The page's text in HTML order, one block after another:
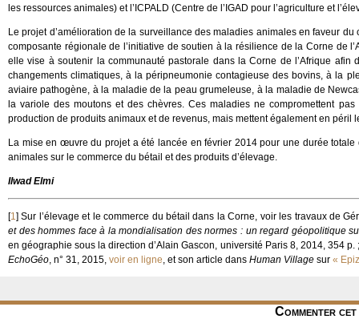
les ressources animales) et l’ICPALD (Centre de l’IGAD pour l’agriculture et
Le projet d’amélioration de la surveillance des maladies animales en faveur
composante régionale de l’initiative de soutien à la résilience de la Corne de
elle vise à soutenir la communauté pastorale dans la Corne de l’Afrique
changements climatiques, à la péripneumonie contagieuse des bovins, à la
aviaire pathogène, à la maladie de la peau grumeleuse, à la maladie de
la variole des moutons et des chèvres. Ces maladies ne compromettent
production de produits animaux et de revenus, mais mettent également en péril
La mise en œuvre du projet a été lancée en février 2014 pour une durée
animales sur le commerce du bétail et des produits d’élevage.
Ilwad Elmi
[1]Sur l’élevage et le commerce du bétail dans la Corne, voir les travaux de
et des hommes face à la mondialisation des normes : un regard géopolitique
en géographie sous la direction d’Alain Gascon, université Paris 8, 2014, 354
EchoGéo, n° 31, 2015, voir en ligne, et son article dans Human Village sur «
Commenter